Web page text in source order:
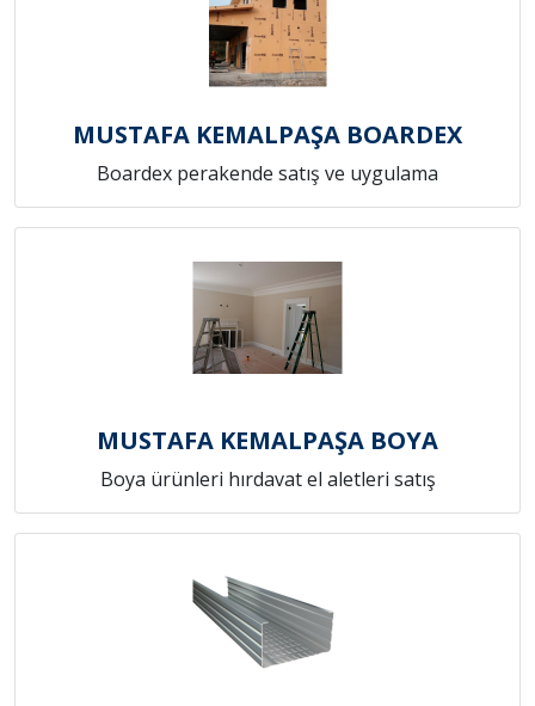
MUSTAFA KEMALPAŞA BOARDEX
Boardex perakende satış ve uygulama
MUSTAFA KEMALPAŞA BOYA
Boya ürünleri hırdavat el aletleri satış